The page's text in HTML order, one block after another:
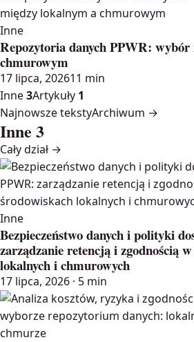
Inne
Repozytoria danych PPWR:
chmurowym
17 lipca, 202611 min
Inne3Artykuły 1
Najnowsze tekstyArchiwum →
Inne 3
Cały dział →
Inne
Bezpieczeństwo danych i polityki
zarządzanie retencją i zgodnością
lokalnych i chmurowych
17 lipca, 2026 · 5 min